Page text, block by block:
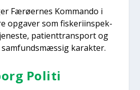
Færø­er­nes Kom­man­do i
opga­ver som fiske­ri­in­spek­
patient­trans­port og
karak­ter.
Poli­ti